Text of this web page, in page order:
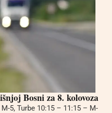
Bosni za 8. kolovoza
5, Turbe 10:15 – 11:15 – M-